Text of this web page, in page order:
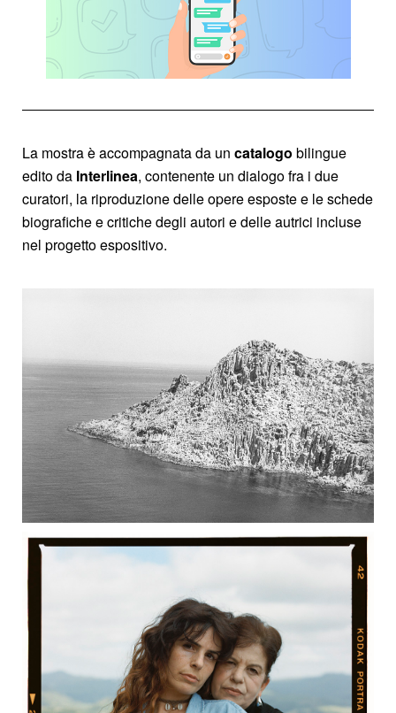
La mostra è accompagnata da un catalogo bilingue
edito da Interlinea, contenente un dialogo fra i due
curatori, la riproduzione delle opere esposte e le schede
biografiche e critiche degli autori e delle autrici incluse
nel progetto espositivo.